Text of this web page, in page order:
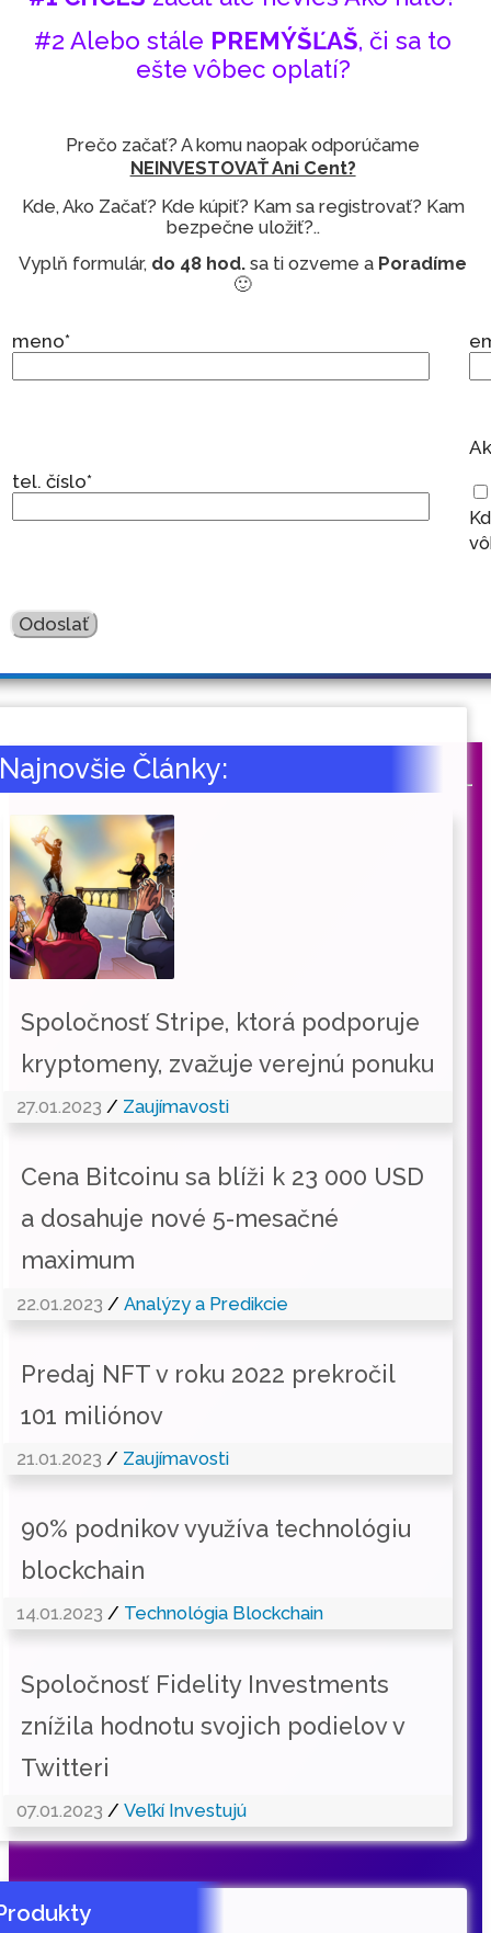
#2 Alebo stále PREMÝŠĽAŠ, či sa to
ešte vôbec oplatí?
Prečo začať? A komu naopak odporúčame
NEINVESTOVAŤ Ani Cent?
Kde, Ako Začať? Kde kúpiť? Kam sa registrovať? Kam
bezpečne uložiť?..
Vyplň formulár, do 48 hod. sa ti ozveme a Poradíme
🙂
meno*
tel. číslo*
Články:
Spoločnosť Stripe, ktorá podporuje
kryptomeny, zvažuje verejnú ponuku
27.01.2023 / Zaujímavosti
Cena Bitcoinu sa blíži k 23 000 USD
a dosahuje nové 5-mesačné
maximum
22.01.2023 / Analýzy a Predikcie
Predaj NFT v roku 2022 prekročil
101 miliónov
21.01.2023 / Zaujímavosti
90% podnikov využíva technológiu
blockchain
14.01.2023 / Technológia Blockchain
Spoločnosť Fidelity Investments
znížila hodnotu svojich podielov v
Twitteri
07.01.2023 / Veľkí Investujú